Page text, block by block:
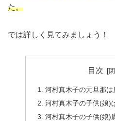
た。
では詳しく見てみましょう！
目次
河村真木子の元旦那は
河村真木子の子供(娘)
河村真木子の子供(娘)